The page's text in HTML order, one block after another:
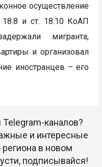
осуществление
18.8 и ст. 18.10 КоАП
мигранта,
и организовал
иностранцев – его
каналов?
и интересные
в новом
подписывайся!